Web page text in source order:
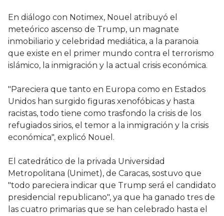
En diálogo con Notimex, Nouel atribuyó el
meteórico ascenso de Trump, un magnate
inmobiliario y celebridad mediática, a la paranoia
que existe en el primer mundo contra el terrorismo
islámico, la inmigración y la actual crisis económica.
"Pareciera que tanto en Europa como en Estados
Unidos han surgido figuras xenofóbicas y hasta
racistas, todo tiene como trasfondo la crisis de los
refugiados sirios, el temor a la inmigración y la crisis
económica", explicó Nouel.
El catedrático de la privada Universidad
Metropolitana (Unimet), de Caracas, sostuvo que
"todo pareciera indicar que Trump será el candidato
presidencial republicano", ya que ha ganado tres de
las cuatro primarias que se han celebrado hasta el